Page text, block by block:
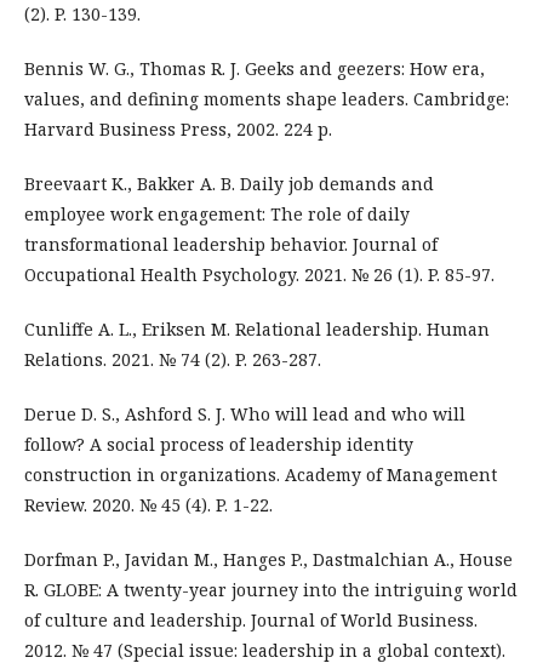
(2). P. 130-139.
Bennis W. G., Thomas R. J. Geeks and geezers: How era,
values, and defining moments shape leaders. Cambridge:
Harvard Business Press, 2002. 224 p.
Breevaart K., Bakker A. B. Daily job demands and
employee work engagement: The role of daily
transformational leadership behavior. Journal of
Occupational Health Psychology. 2021. № 26 (1). P. 85-97.
Cunliffe A. L., Eriksen M. Relational leadership. Human
Relations. 2021. № 74 (2). P. 263-287.
Derue D. S., Ashford S. J. Who will lead and who will
follow? A social process of leadership identity
construction in organizations. Academy of Management
Review. 2020. № 45 (4). P. 1-22.
Dorfman P., Javidan M., Hanges P., Dastmalchian A., House
R. GLOBE: A twenty-year journey into the intriguing world
of culture and leadership. Journal of World Business.
2012. № 47 (Special issue: leadership in a global context).